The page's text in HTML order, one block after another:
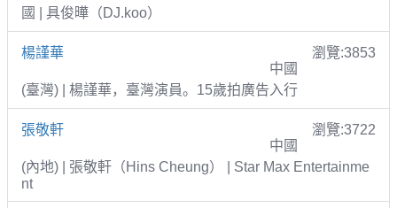
國 | 具俊曄（DJ.koo）
楊謹華
瀏覽:3853
中國
(臺灣) | 楊謹華，臺灣演員。15歲拍廣告入行
張敬軒
瀏覽:3722
中國
(內地) | 張敬軒（Hins Cheung） | Star Max Entertainme
nt